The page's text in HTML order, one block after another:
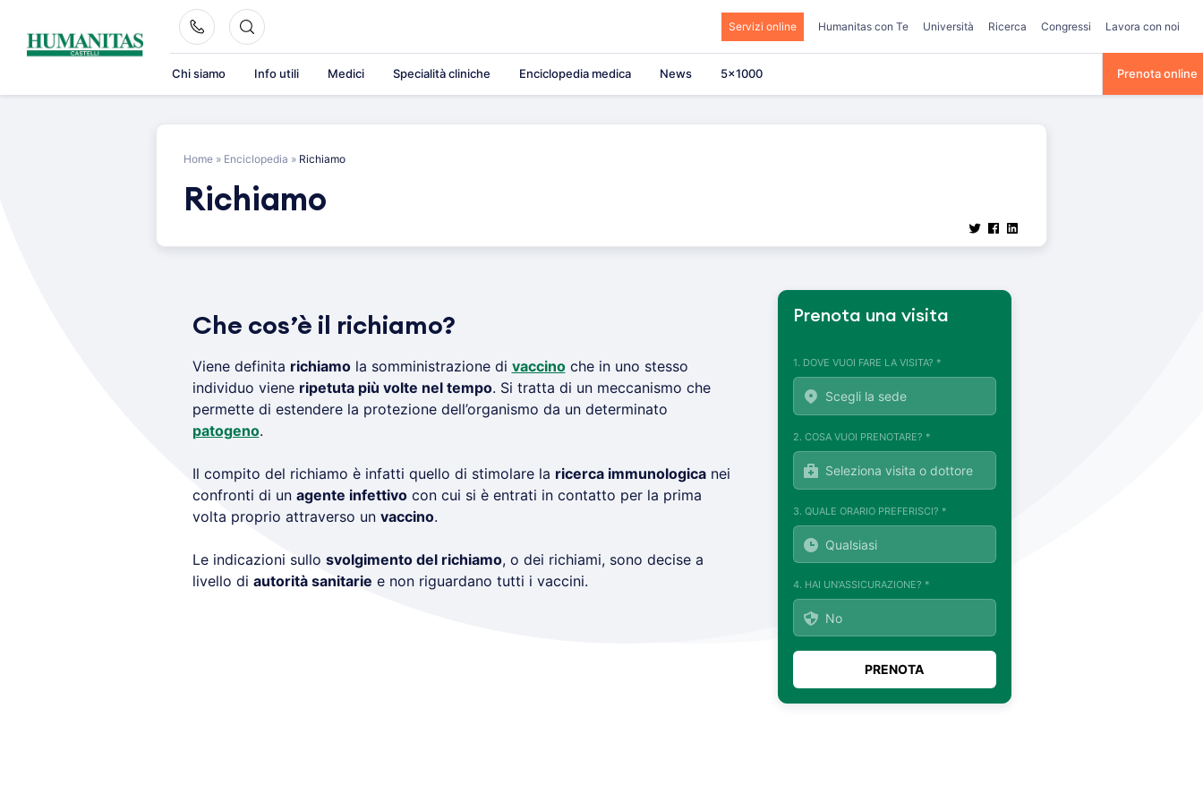
content
Servizi online Humanitas con Te Università Ricerca Congressi Lavora con noi
Chi siamo Info utili Medici Specialità cliniche Enciclopedia medica News 5×1000 Prenota online
Home » Enciclopedia » Richiamo
Richiamo
Che cos’è il richiamo?
Viene definita richiamola somministrazione di vaccinoche in uno stesso
individuo viene ripetuta più volte nel tempo. Si tratta di un meccanismo che
permette di estendere la protezione dell’organismo da un determinato
patogeno.
Il compito del richiamo è infatti quello di stimolare la ricerca immunologicanei
confronti di un agente infettivocon cui si è entrati in contatto per la prima
volta proprio attraverso un vaccino.
Le indicazioni sullo svolgimento del richiamo, o dei richiami, sono decise a
livello di autorità sanitarie e non riguardano tutti i vaccini.
Prenota una visita
1. DOVE VUOI FARE LA VISITA? *
2. COSA VUOI PRENOTARE? *
3. QUALE ORARIO PREFERISCI? *
4. HAI UN'ASSICURAZIONE? *